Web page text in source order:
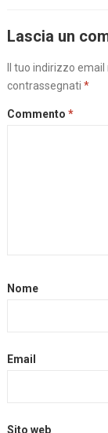
Lascia un
Il tuo indirizzo
contrassegnati *
Commento *
Nome
Email
Sito web